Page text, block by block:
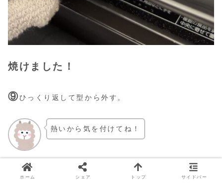
焼けました！
⑨ひっくり返して型から外す。
熱いから気を付けてね！
ケーキクーラーを型に当てて…ひっくり返す！
ホーム シェア トップ サイドバー